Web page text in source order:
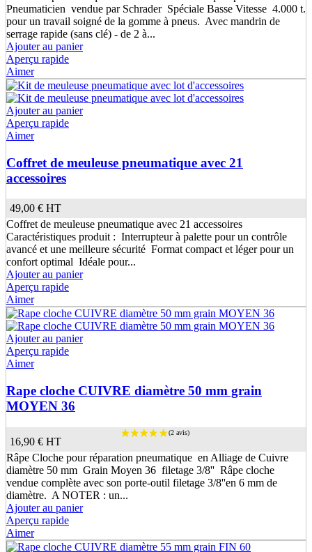
Pneumaticien vendue par Schrader Spéciale Basse Vitesse 4.000 t.
pour un travail soigné de la gomme à pneus. Avec mandrin de
serrage rapide (sans clé) - de 2 à...
Ajouter au panier
Aperçu rapide
Aimer
Ajouter au panier
Aperçu rapide
Aimer
Coffret de meuleuse pneumatique avec 21
accessoires
49,00 € HT
Coffret de meuleuse pneumatique avec 21 accessoires
Caractéristiques produit : Interrupteur à palette pour un contrôle
avancé et une meilleure sécurité Format compact et léger pour un
confort optimal Idéale pour...
Ajouter au panier
Aperçu rapide
Aimer
Ajouter au panier
Aperçu rapide
Aimer
Rape cloche CUIVRE diamètre 50 mm grain
MOYEN 36
16,90 € HT
Râpe Cloche pour réparation pneumatique en Alliage de Cuivre
diamètre 50 mm Grain Moyen 36 filetage 3/8'' Râpe cloche
vendue complète avec son porte-outil filetage 3/8''en 6 mm de
diamètre. A NOTER : un...
Ajouter au panier
Aperçu rapide
Aimer